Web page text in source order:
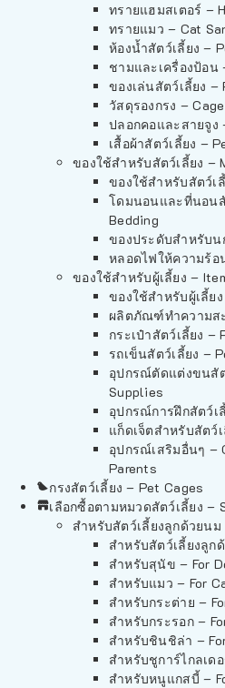
ทรายแฮมสเตอร์ –
ทรายแมว – Cat
ห้องน้ำสัตว์เลี้ยง –
ชามและเครื่องป้อน
ของเล่นสัตว์เลี้ยง –
วัสดุรองกรง –
ปลอกคอและสายจูง
เสื้อผ้าสัตว์เลี้ยง –
ของใช้สำหรับสัตว์เลี้ยง –
ของใช้สำหรับสัตว์เ
โดมนอนและที่นอน
Bedding
ของประดับสำหรับ
หลอดไฟให้ความร้อ
ของใช้สำหรับผู้เลี้ยง –
ของใช้สำหรับผู้เลี้ย
ผลิตภัณฑ์ทำความส
กระเป๋าสัตว์เลี้ยง –
รถเข็นสัตว์เลี้ยง –
อุปกรณ์ตัดแต่งขนสัต
Supplies
อุปกรณ์การฝึกสัตว์เ
แก็ดเจ็ตสำหรับสัตว์
อุปกรณ์เสริมอื่นๆ –
Parents
กรงสัตว์เลี้ยง – Pet Cages
เลือกซื้อตามหมวดสัตว์เลี้ยง –
สำหรับสัตว์เลี้ยงลูกด้วยนม
สำหรับสัตว์เลี้ยงลูก
สำหรับสุนัข – For
สำหรับแมว – For
สำหรับกระต่าย –
สำหรับกระรอก –
สำหรับชินชิล่า –
สำหรับชูการ์ไกลเด
สำหรับหนูแกสบี้ –